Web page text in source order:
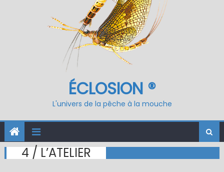
ÉCLOSION ®
L'univers de la pêche à la mouche
4 / L’ATELIER